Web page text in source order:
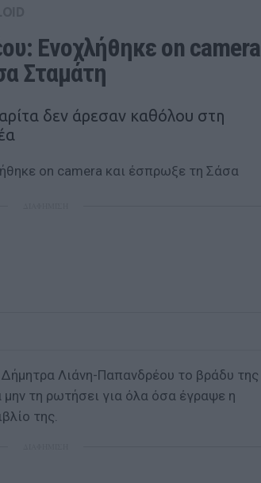
Ενοχλήθηκε on camera
Σταμάτη
δεν άρεσαν καθόλου στη
Λιάνη-Παπανδρέου το βράδυ της
τη ρωτήσει για όλα όσα έγραψε η
της.